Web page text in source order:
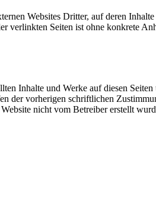
Websites Dritter, auf deren
verlinkten Seiten ist ohne konkrete
Inhalte und Werke auf diesen
der vorherigen schriftlichen
nicht vom Betreiber erstellt